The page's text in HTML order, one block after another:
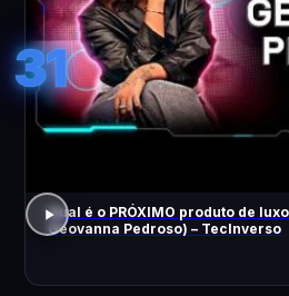
31
Qual é o PRÓXIMO produto de
Geovanna Pedroso) – TecInverso